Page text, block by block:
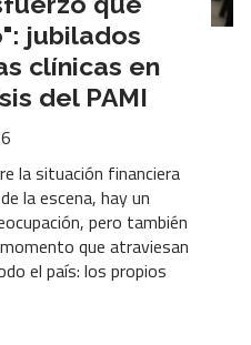
jubilados
clínicas en
del PAMI
la situación financiera
la escena, hay un
pero también
que atraviesan
el país: los propios